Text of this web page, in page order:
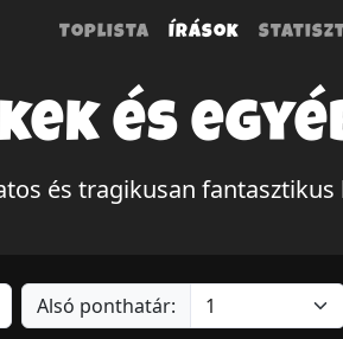
Toplista Írások
és
és tragikusan
Alsó ponthatár: